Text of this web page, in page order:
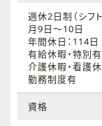
週休2日制（シフト
月9日～10日
年間休日：114日
有給休暇・特別
介護休暇・看護
勤務制度有
資格